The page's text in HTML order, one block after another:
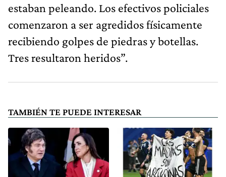
estaban peleando. Los efectivos policiales
comenzaron a ser agredidos físicamente
recibiendo golpes de piedras y botellas.
Tres resultaron heridos”.
TAMBIÉN TE PUEDE INTERESAR